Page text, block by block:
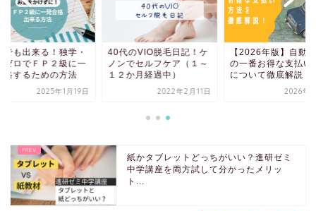
でも出来る！独学・
ゼロでＦＰ２級に一
格するための方法
2025年1月19日
40代のVIO脱毛日記！ケ
ノンでセルフケア（１～
１２か月経過中）
2022年2月11日
【2026年版】自動
の一番お得な支払い
について徹底解説！
2026年5
紙かタブレットどっちがいい？進研ゼミ
中学講座を両方試して分かったメリッ
ト...